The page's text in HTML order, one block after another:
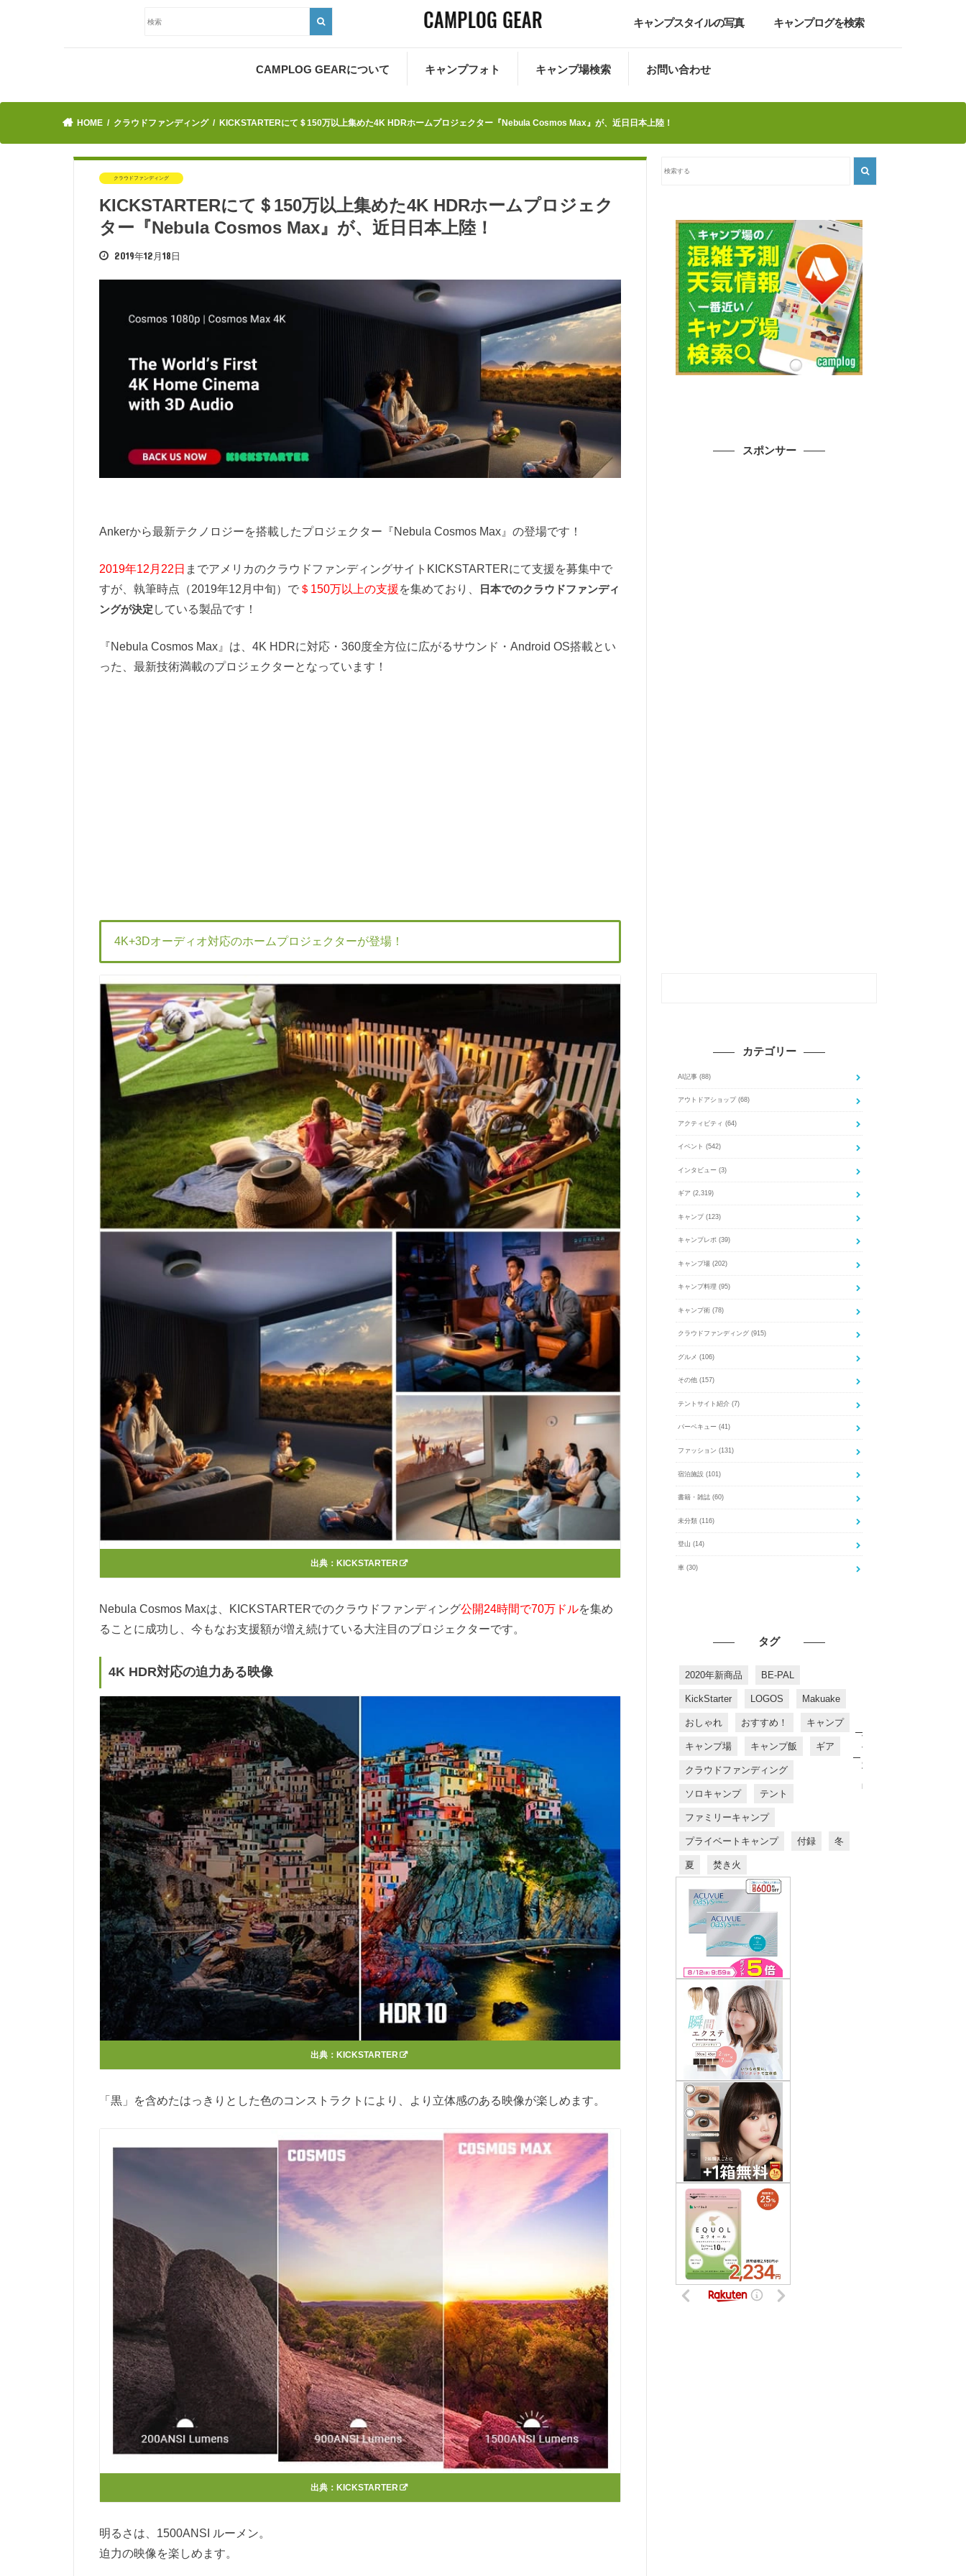
キャンプスタイルの写真 キャンプログを検索
CAMPLOG GEARについて キャンプフォト キャンプ場検索 お問い合わせ
HOME クラウドファンディング KICKSTARTERにて＄150万以上集めた4K HDRホームプロジェクター『Nebula Cosmos Max』が、近日日本上陸！
クラウドファンディング
KICKSTARTERにて＄150万以上集めた4K HDRホームプロジェク
ター『Nebula Cosmos Max』が、近日日本上陸！
2019年12月18日
Ankerから最新テクノロジーを搭載したプロジェクター『Nebula Cosmos Max』の登場です！
2019年12月22日 までアメリカのクラウドファンディングサイトKICKSTARTERにて支援を募集中で
すが、執筆時点（2019年12月中旬）で ＄150万以上の支援を集めており、
日本でのクラウドファンディ
ングが決定 している製品です！
『Nebula Cosmos Max』は、4K HDRに対応・360度全方位に広がるサウンド・Android OS搭載とい
った、最新技術満載のプロジェクターとなっています！
4K+3Dオーディオ対応のホームプロジェクターが登場！
出典： KICKSTARTER
Nebula Cosmos Maxは、KICKSTARTERでのクラウドファンディング公開24時間で70万ドルを集め
ることに成功し、今もなお支援額が増え続けている大注目のプロジェクターです。
4K HDR対応の迫力ある映像
出典： KICKSTARTER
「黒」を含めたはっきりとした色のコンストラクトにより、より立体感のある映像が楽しめます。
出典： KICKSTARTER
明るさは、1500ANSI ルーメン。
迫力の映像を楽しめます。
スポンサー
カテゴリー
AI記事 (88)
アウトドアショップ (68)
アクティビティ (64)
イベント (542)
インタビュー (3)
ギア (2,319)
キャンプ (123)
キャンプレポ (39)
キャンプ場 (202)
キャンプ料理 (95)
キャンプ術 (78)
クラウドファンディング (915)
グルメ (106)
その他 (157)
テントサイト紹介 (7)
バーベキュー (41)
ファッション (131)
宿泊施設 (101)
書籍・雑誌 (60)
未分類 (116)
登山 (14)
車 (30)
タグ
2020年新商品 BE-PAL
KickStarter LOGOS Makuake
おしゃれ おすすめ！ キャンプ
キャンプ場 キャンプ飯 ギア
クラウドファンディング
ソロキャンプ テント
ファミリーキャンプ
プライベートキャンプ 付録 冬
夏 焚き火
す
す
め
商
品